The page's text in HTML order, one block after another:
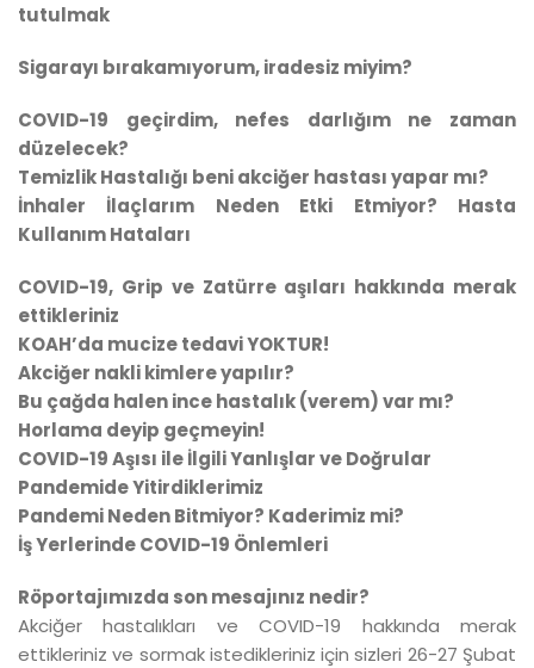
tutulmak
Sigarayı bırakamıyorum, iradesiz miyim?
COVID-19 geçirdim, nefes darlığım ne zaman
düzelecek?
Temizlik Hastalığı beni akciğer hastası yapar mı?
İnhaler İlaçlarım Neden Etki Etmiyor? Hasta
Kullanım Hataları
COVID-19, Grip ve Zatürre aşıları hakkında merak
ettikleriniz
KOAH’da mucize tedavi YOKTUR!
Akciğer nakli kimlere yapılır?
Bu çağda halen ince hastalık (verem) var mı?
Horlama deyip geçmeyin!
COVID-19 Aşısı ile İlgili Yanlışlar ve Doğrular
Pandemide Yitirdiklerimiz
Pandemi Neden Bitmiyor? Kaderimiz mi?
İş Yerlerinde COVID-19 Önlemleri
Röportajımızda son mesajınız nedir?
Akciğer hastalıkları ve COVID-19 hakkında merak
ettikleriniz ve sormak istedikleriniz için sizleri 26-27 Şubat